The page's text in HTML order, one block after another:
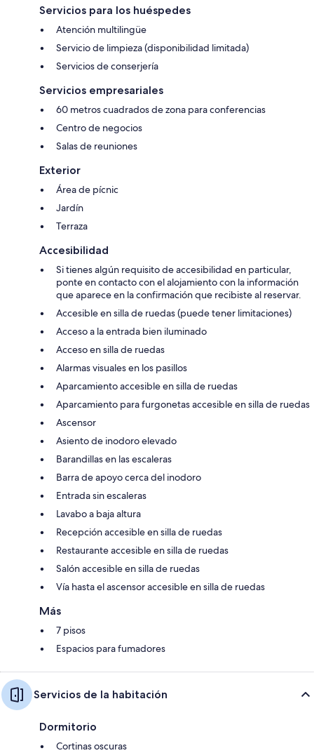
Servicios para los huéspedes
Atención multilingüe
Servicio de limpieza (disponibilidad limitada)
Servicios de conserjería
Servicios empresariales
60 metros cuadrados de zona para conferencias
Centro de negocios
Salas de reuniones
Exterior
Área de pícnic
Jardín
Terraza
Accesibilidad
Si tienes algún requisito de accesibilidad en particular,
ponte en contacto con el alojamiento con la información
que aparece en la confirmación que recibiste al reservar.
Accesible en silla de ruedas (puede tener limitaciones)
Acceso a la entrada bien iluminado
Acceso en silla de ruedas
Alarmas visuales en los pasillos
Aparcamiento accesible en silla de ruedas
Aparcamiento para furgonetas accesible en silla de ruedas
Ascensor
Asiento de inodoro elevado
Barandillas en las escaleras
Barra de apoyo cerca del inodoro
Entrada sin escaleras
Lavabo a baja altura
Recepción accesible en silla de ruedas
Restaurante accesible en silla de ruedas
Salón accesible en silla de ruedas
Vía hasta el ascensor accesible en silla de ruedas
Más
7 pisos
Espacios para fumadores
Servicios de la habitación
Dormitorio
Cortinas oscuras